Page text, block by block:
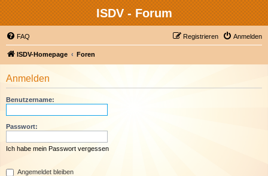
ISDV - Forum
FAQ Anmelden
Registrieren
ISDV-Homepage Foren
Anmelden
Benutzername:
Passwort:
Ich habe mein Passwort vergessen
Angemeldet bleiben